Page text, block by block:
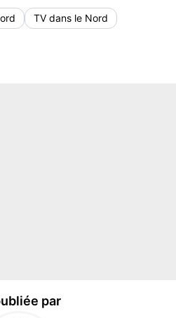
TV dans le Nord
par